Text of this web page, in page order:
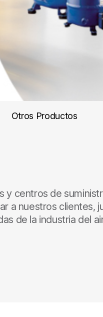
Otros Productos
y centros de
a nuestros clientes,
de la industria del